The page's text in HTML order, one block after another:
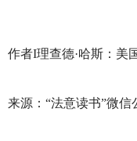
作者I理查德·哈斯：美
来源：“法意读书”微信